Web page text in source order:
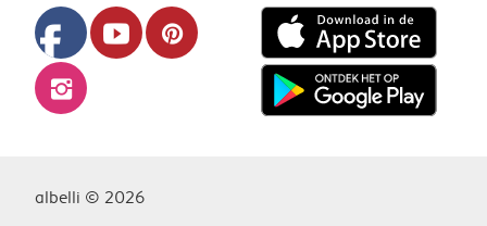
facebook youtube pinterest
instagram
albelli © 2026